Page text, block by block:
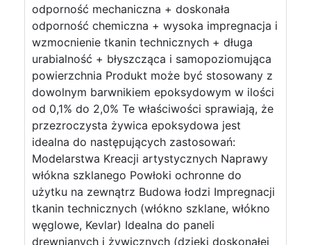
odporność mechaniczna + doskonała
odporność chemiczna + wysoka impregnacja i
wzmocnienie tkanin technicznych + długa
urabialność + błyszcząca i samopoziomująca
powierzchnia Produkt może być stosowany z
dowolnym barwnikiem epoksydowym w ilości
od 0,1% do 2,0% Te właściwości sprawiają, że
przezroczysta żywica epoksydowa jest
idealna do następujących zastosowań:
Modelarstwa Kreacji artystycznych Naprawy
włókna szklanego Powłoki ochronne do
użytku na zewnątrz Budowa łodzi Impregnacji
tkanin technicznych (włókno szklane, włókno
węglowe, Kevlar) Idealna do paneli
drewnianych i żywicznych (dzięki doskonałej